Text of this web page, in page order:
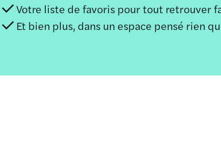
Votre liste de favoris pour tout retrouver
Et bien plus, dans un espace pensé rien